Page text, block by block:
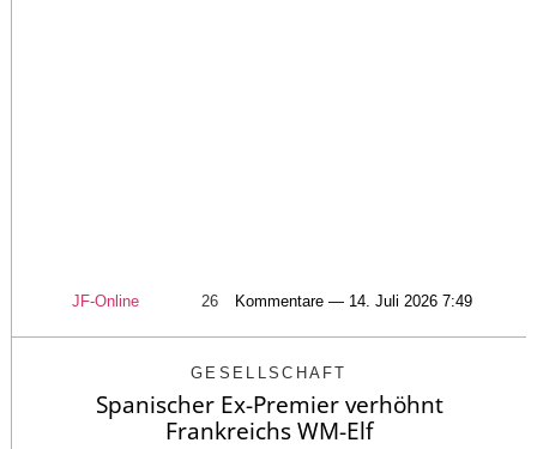
JF-Online 26 Kommentare — 14. Juli 2026 7:49
GESELLSCHAFT
Spanischer Ex-Premier verhöhnt
Frankreichs WM-Elf